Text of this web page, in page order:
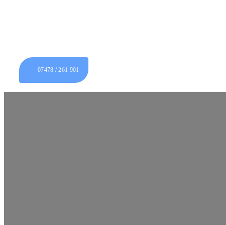
07478 / 261 901